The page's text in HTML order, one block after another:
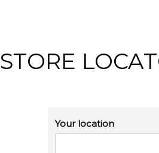
STORE
Your location